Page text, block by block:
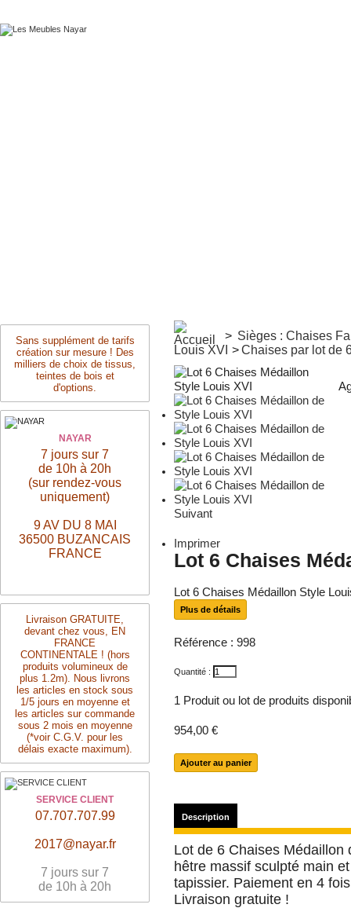
Sans supplément de tarifs
création sur mesure ! Des
milliers de choix de tissus,
teintes de bois et
d'options.
NAYAR
7 jours sur 7
de 10h à 20h
(sur rendez-vous
uniquement)
9 AV DU 8 MAI
36500 BUZANCAIS
FRANCE
Livraison GRATUITE,
devant chez vous, EN
FRANCE
CONTINENTALE ! (hors
produits volumineux de
plus 1.2m). Nous livrons
les articles en stock sous
1/5 jours en moyenne et
les articles sur commande
sous 2 mois en moyenne
(*voir C.G.V. pour les
délais exacte maximum).
SERVICE CLIENT
07.707.707.99
2017@nayar.fr
7 jours sur 7
de 10h à 20h
> Sièges : Chaises
Louis XVI >Chaises par lot de
Suivant
Imprimer
Lot 6 Chaises
Lot 6 Chaises Médaillon Style
Plus de détails
Référence : 998
Quantité :
1 Produit ou lot de produits
954,00 €
Description
Lot de 6 Chaises Médaillon
hêtre massif sculpté main
tapissier. Paiement en 4
Livraison gratuite !